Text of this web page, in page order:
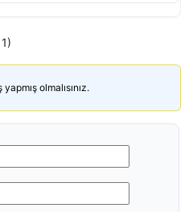
olmalısınız.